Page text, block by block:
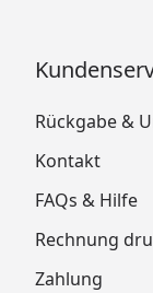
Rückgabe &
Kontakt
FAQs & Hilfe
Rechnung
Zahlung